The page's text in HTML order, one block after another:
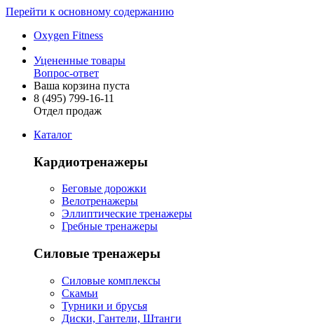
Перейти к основному содержанию
Oxygen Fitness
Уцененные товары
Вопрос-ответ
Ваша корзина пуста
8 (495) 799-16-11
Отдел продаж
Каталог
Кардиотренажеры
Беговые дорожки
Велотренажеры
Эллиптические тренажеры
Гребные тренажеры
Силовые тренажеры
Силовые комплексы
Скамьи
Турники и брусья
Диски, Гантели, Штанги